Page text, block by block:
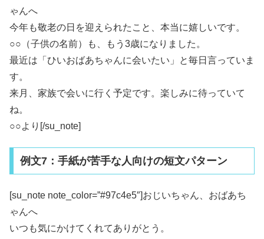
ゃんへ
今年も敬老の日を迎えられたこと、本当に嬉しいです。
○○（子供の名前）も、もう3歳になりました。
最近は「ひいおばあちゃんに会いたい」と毎日言っていま
す。
来月、家族で会いに行く予定です。楽しみに待っていて
ね。
○○より[/su_note]
例文7：手紙が苦手な人向けの短文パターン
[su_note note_color=”#97c4e5″]おじいちゃん、おばあち
ゃんへ
いつも気にかけてくれてありがとう。